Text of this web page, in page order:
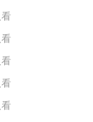
看
看
看
看
看